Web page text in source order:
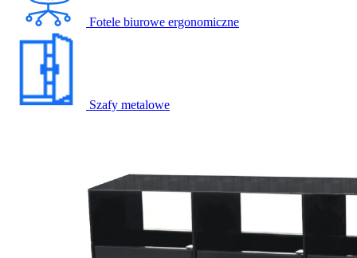
Fotele biurowe ergonomiczne
Szafy metalowe